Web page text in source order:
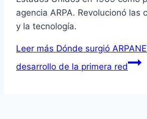
agencia ARPA. Revolucionó las
y la tecnología.
Leer más Dónde surgió
desarrollo de la primera red